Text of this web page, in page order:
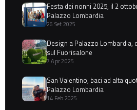
Festa dei nonni 2025, il 2
Palazzo Lombardia
26 Set 2025
Design a Palazzo Lombardia,
sul Fuorisalone
7 Apr 2025
San Valentino, baci ad alta
Palazzo Lombardia
14 Feb 2025